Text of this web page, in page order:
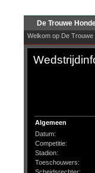
De Trouwe
Welkom op De Trouwe
Algemeen
Datum:
Competitie:
Stadion:
Toeschouwers: